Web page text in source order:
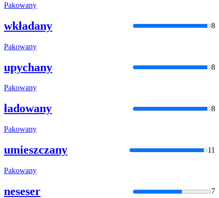
Pakowany
wkładany 8
Pakowany
upychany 8
Pakowany
ładowany 8
Pakowany
umieszczany 11
Pakowany
neseser 7